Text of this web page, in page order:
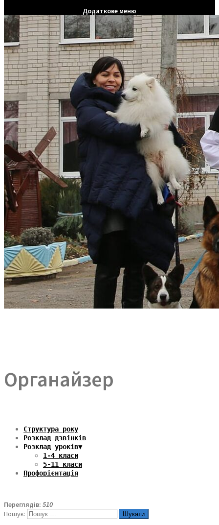
Додаткове меню
Органайзер
Структура року
Розклад дзвінків
Розклад уроків▼
1-4 класи
5-11 класи
Профорієнтація
Переглядів: 510
Пошук: